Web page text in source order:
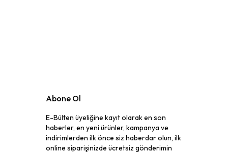
Abone Ol
E-Bülten üyeliğine kayıt olarak en son
haberler, en yeni ürünler, kampanya ve
indirimlerden ilk önce siz haberdar olun, ilk
online siparişinizde ücretsiz gönderimin